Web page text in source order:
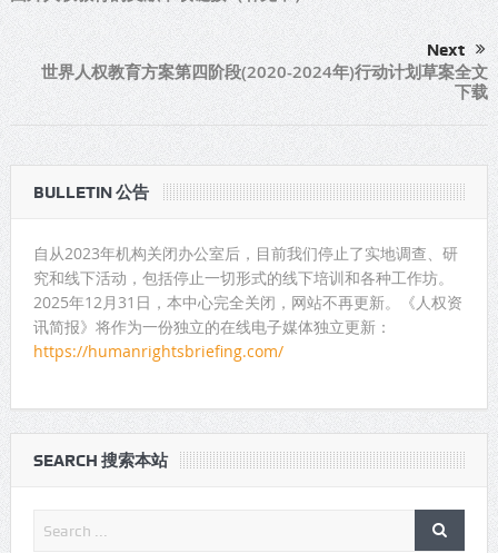
Next
世界人权教育方案第四阶段(2020-2024年)行动计划草案全文
下载
BULLETIN 公告
自从2023年机构关闭办公室后，目前我们停止了实地调查、研
究和线下活动，包括停止一切形式的线下培训和各种工作坊。
2025年12月31日，本中心完全关闭，网站不再更新。《人权资
讯简报》将作为一份独立的在线电子媒体独立更新：
https://humanrightsbriefing.com/
SEARCH 搜索本站